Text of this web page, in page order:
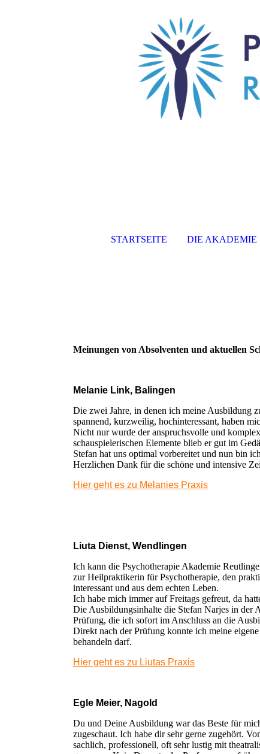
STARTSEITE DIE AKADEMIE
Meinungen von Absolventen und aktuellen
Melanie Link, Balingen
Die zwei Jahre, in denen ich meine Ausbildung
spannend, kurzweilig, hochinteressant, haben
Nicht nur wurde der anspruchsvolle und
schauspielerischen Elemente blieb er gut im
Stefan hat uns optimal vorbereitet und nun bin
Herzlichen Dank für die schöne und intensive
Hier geht es zu Melanies Praxis
Liuta Dienst, Wendlingen
Ich kann die Psychotherapie Akademie
zur Heilpraktikerin für Psychotherapie, den
interessant und aus dem echten Leben.
Ich habe mich immer auf Freitags gefreut, da
Die Ausbildungsinhalte die Stefan Narjes in der
Prüfung, die ich sofort im Anschluss an die
Direkt nach der Prüfung konnte ich meine
behandeln darf.
Hier geht es zu Liutas Praxis
Egle Meier, Nagold
Du und Deine Ausbildung war das Beste für
zugeschaut. Ich habe dir sehr gerne zugehört.
sachlich, professionell, oft sehr lustig mit